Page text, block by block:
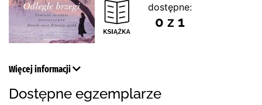
dostępne:
0 z 1
Więcej informacji
Dostępne egzemplarze